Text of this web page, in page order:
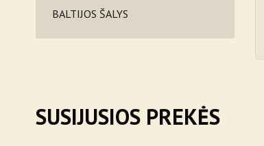
BALTIJOS ŠALYS
SUSIJUSIOS PREKĖS